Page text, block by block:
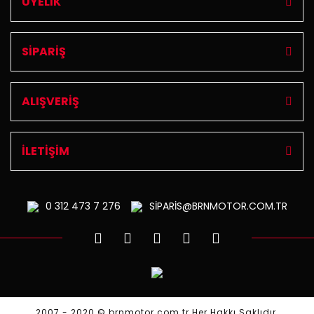
SİPARİŞ
ALIŞVERİŞ
İLETİŞİM
0 312473 7 276 SİPARİS@BRNMOTOR.COM.TR